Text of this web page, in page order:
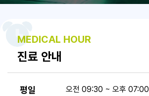
MEDICAL HOUR
진료 안내
평일 오전 09:30 ~ 오후 07:00